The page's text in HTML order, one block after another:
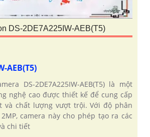
DS-2DE7A225IW-AEB(T5)
AEB(T5)
DS-2DE7A225IW-AEB(T5) là một
nghệ cao được thiết kế để cung cấp
và chất lượng vượt trội. Với độ phân
camera này cho phép tạo ra các
chi tiết